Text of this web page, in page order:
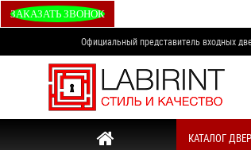
ЗАКАЗАТЬ ЗВОНОК
Официальный представитель входных
КАТАЛОГ